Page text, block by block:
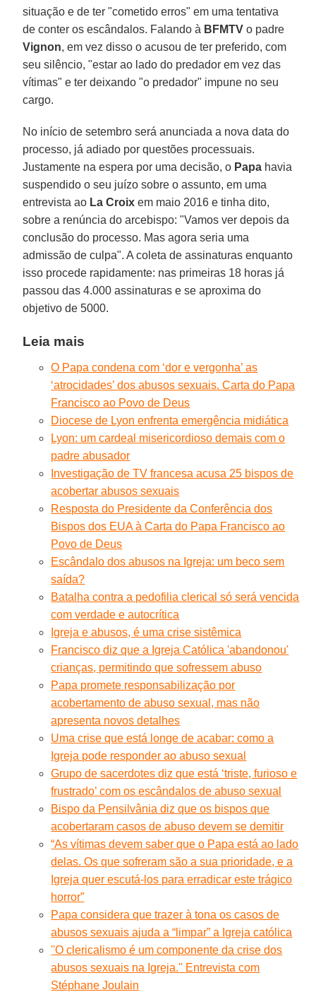
situação e de ter "cometido erros" em uma tentativa
de conter os escândalos. Falando à BFMTV o padre
Vignon, em vez disso o acusou de ter preferido, com
seu silêncio, "estar ao lado do predador em vez das
vítimas" e ter deixando "o predador" impune no seu
cargo.
No início de setembro será anunciada a nova data do
processo, já adiado por questões processuais.
Justamente na espera por uma decisão, o Papa havia
suspendido o seu juízo sobre o assunto, em uma
entrevista ao La Croix em maio 2016 e tinha dito,
sobre a renúncia do arcebispo: "Vamos ver depois da
conclusão do processo. Mas agora seria uma
admissão de culpa". A coleta de assinaturas enquanto
isso procede rapidamente: nas primeiras 18 horas já
passou das 4.000 assinaturas e se aproxima do
objetivo de 5000.
Leia mais
O Papa condena com ‘dor e vergonha’ as
‘atrocidades’ dos abusos sexuais. Carta do Papa
Francisco ao Povo de Deus
Diocese de Lyon enfrenta emergência midiática
Lyon: um cardeal misericordioso demais com o
padre abusador
Investigação de TV francesa acusa 25 bispos de
acobertar abusos sexuais
Resposta do Presidente da Conferência dos
Bispos dos EUA à Carta do Papa Francisco ao
Povo de Deus
Escândalo dos abusos na Igreja: um beco sem
saída?
Batalha contra a pedofilia clerical só será vencida
com verdade e autocrítica
Igreja e abusos, é uma crise sistêmica
Francisco diz que a Igreja Católica 'abandonou'
crianças, permitindo que sofressem abuso
Papa promete responsabilização por
acobertamento de abuso sexual, mas não
apresenta novos detalhes
Uma crise que está longe de acabar: como a
Igreja pode responder ao abuso sexual
Grupo de sacerdotes diz que está ‘triste, furioso e
frustrado’ com os escândalos de abuso sexual
Bispo da Pensilvânia diz que os bispos que
acobertaram casos de abuso devem se demitir
“As vítimas devem saber que o Papa está ao lado
delas. Os que sofreram são a sua prioridade, e a
Igreja quer escutá-los para erradicar este trágico
horror”
Papa considera que trazer à tona os casos de
abusos sexuais ajuda a “limpar” a Igreja católica
''O clericalismo é um componente da crise dos
abusos sexuais na Igreja.'' Entrevista com
Stéphane Joulain